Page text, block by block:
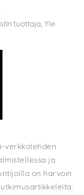
tuottaja, Yle
verkkolehden
ja
on harvoin